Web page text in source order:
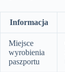
Informacja
Miejsce
wyrobienia
paszportu